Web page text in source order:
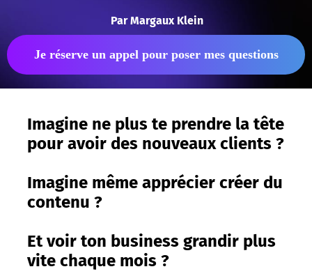
Par Margaux Klein
Je réserve un appel pour poser mes questions
Imagine ne plus te prendre la tête
pour avoir des nouveaux clients ?
Imagine même apprécier créer du
contenu ?
Et voir ton business grandir plus
vite chaque mois ?